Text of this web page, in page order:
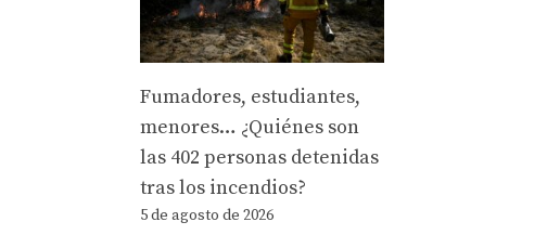
Fumadores, estudiantes,
menores… ¿Quiénes son
las 402 personas detenidas
tras los incendios?
5 de agosto de 2026